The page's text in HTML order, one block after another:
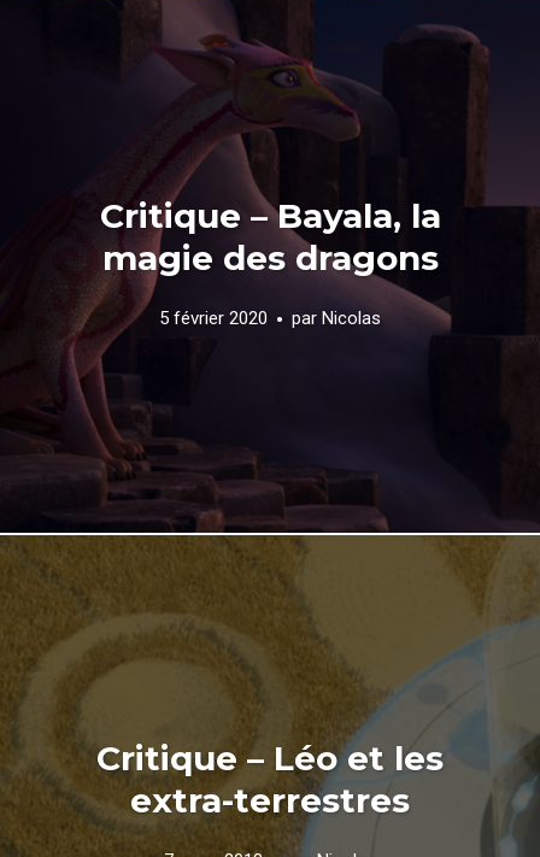
Critique – Bayala, la
magie des dragons
5 février 2020 par Nicolas
Critique – Léo et les
extra-terrestres